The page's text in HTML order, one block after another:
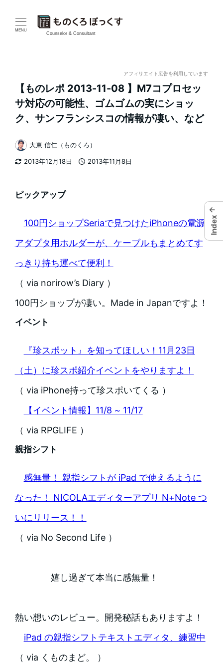
MENU
Counselor & Consultant
アフィリエイト広告を利用しています
【ものレポ 2013-11-08 】M7コプロセッ
サ対応の可能性、ゴムゴムの実にショッ
ク、サンフランシスコの情報が凄い、など
2013年12月18日
2013年11月8日
著
者
大東 信仁（ものくろ）
ピックアップ
100円ショップSeriaで見つけたiPhoneの電源
アダプタ用ホルダーが、ケーブルもまとめてす
っきり持ち運べて便利！
（ via norirow’s Diary ）
100円ショップが凄い。Made in Japanですよ！
イベント
『珍スポット』を知ってほしい！11月23日
（土）に珍スポ紹介イベントをやりますよ！
（ via iPhone持って珍スポいてくる ）
【イベント情報】11/8 ~ 11/17
（ via RPGLIFE ）
親指シフト
感無量！ 親指シフトが iPad で使えるように
なった！ NICOLAエディターアプリ N+Note つ
いにリリース！！
（ via No Second Life ）
嬉し過ぎて本当に感無量！
熱い想いのレビュー。開発秘話もありますよ！
iPad の親指シフトテキストエディタ、練習中
（ via くものまど。 ）
←
Index